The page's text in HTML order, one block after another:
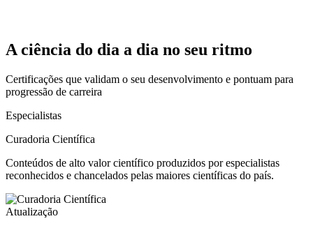
A ciência do dia a dia no seu ritmo
Certificações que validam o seu desenvolvimento e pontuam para
progressão de carreira
Especialistas
Curadoria Científica
Conteúdos de alto valor científico produzidos por especialistas
reconhecidos e chancelados pelas maiores científicas do país.
Atualização